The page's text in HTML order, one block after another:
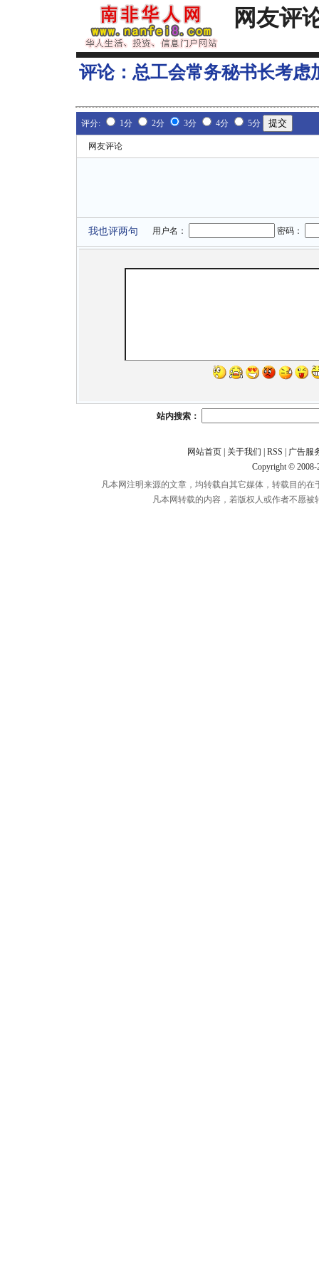
网友评
评论： 总工会常务秘书长考虑
评分: 1分 2分 3分 4分 5分
网友评论
我也评两句 用户名： 密码：
站内搜索：
网站首页| 关于我们 RSS
广告服
Copyright ©
凡本网注明来源的文章，均转载自其它媒体，转载目的
凡本网转载的内容，若版权人或作者不愿